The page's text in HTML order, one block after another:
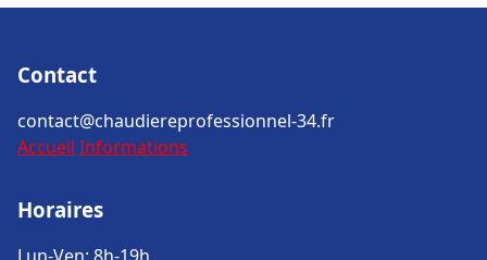
Contact
contact@chaudiereprofessionnel-34.fr
Accueil Informations
Horaires